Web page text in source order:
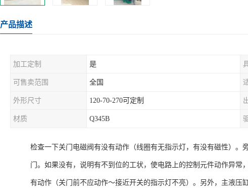
产品描述
加工定制 是
可售卖范围 全国
外形尺寸 120-70-270可定制
材质 Q345B
检查一下关门电磁阀有没有动作（线圈有无指示灯，有没有磁性）
门。如果没有，说明有不到位的工状，使电路上的控制元件动作异
有动作（关门前不应动作～接近开关的指示灯不亮）。另外，主液压